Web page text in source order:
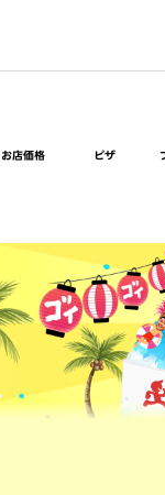
お店価格 ピザ